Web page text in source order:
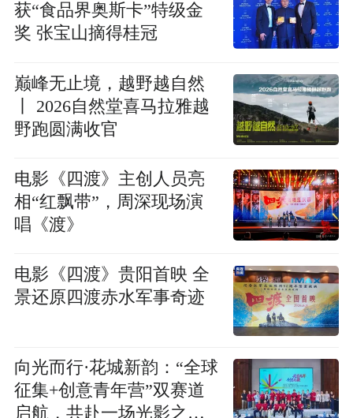
获“食品界奥斯卡”特级金
奖 张宝山摘得桂冠
巅峰无止境，越野越自然
丨 2026自然堂喜马拉雅越
野跑圆满收官
电影《四渡》主创人员亮
相“红飘带”，周深现场演
唱《渡》
电影《四渡》贵阳首映 全
景还原四渡赤水军事奇迹
向光而行·花城新韵：“全球
征集+创意青年营”双赛道
启航，共赴一场光影之